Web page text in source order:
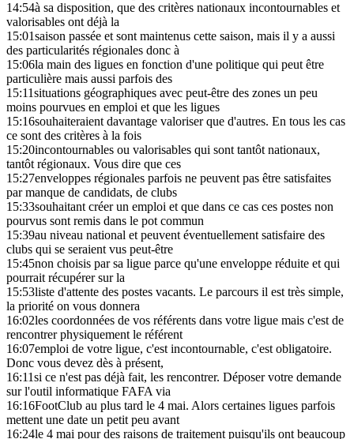
14:54à sa disposition, que des critères nationaux incontournables et
valorisables ont déjà la
15:01saison passée et sont maintenus cette saison, mais il y a aussi
des particularités régionales donc à
15:06la main des ligues en fonction d'une politique qui peut être
particulière mais aussi parfois des
15:11situations géographiques avec peut-être des zones un peu
moins pourvues en emploi et que les ligues
15:16souhaiteraient davantage valoriser que d'autres. En tous les cas
ce sont des critères à la fois
15:20incontournables ou valorisables qui sont tantôt nationaux,
tantôt régionaux. Vous dire que ces
15:27enveloppes régionales parfois ne peuvent pas être satisfaites
par manque de candidats, de clubs
15:33souhaitant créer un emploi et que dans ce cas ces postes non
pourvus sont remis dans le pot commun
15:39au niveau national et peuvent éventuellement satisfaire des
clubs qui se seraient vus peut-être
15:45non choisis par sa ligue parce qu'une enveloppe réduite et qui
pourrait récupérer sur la
15:53liste d'attente des postes vacants. Le parcours il est très simple,
la priorité on vous donnera
16:02les coordonnées de vos référents dans votre ligue mais c'est de
rencontrer physiquement le référent
16:07emploi de votre ligue, c'est incontournable, c'est obligatoire.
Donc vous devez dès à présent,
16:11si ce n'est pas déjà fait, les rencontrer. Déposer votre demande
sur l'outil informatique FAFA via
16:16FootClub au plus tard le 4 mai. Alors certaines ligues parfois
mettent une date un petit peu avant
16:24le 4 mai pour des raisons de traitement puisqu'ils ont beaucoup